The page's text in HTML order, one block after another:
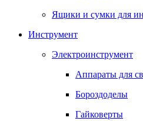
Ящики и сумки для
Инструмент
Электроинструмент
Аппараты для
Бороздоделы
Гайковерты